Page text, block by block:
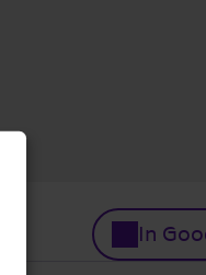
In